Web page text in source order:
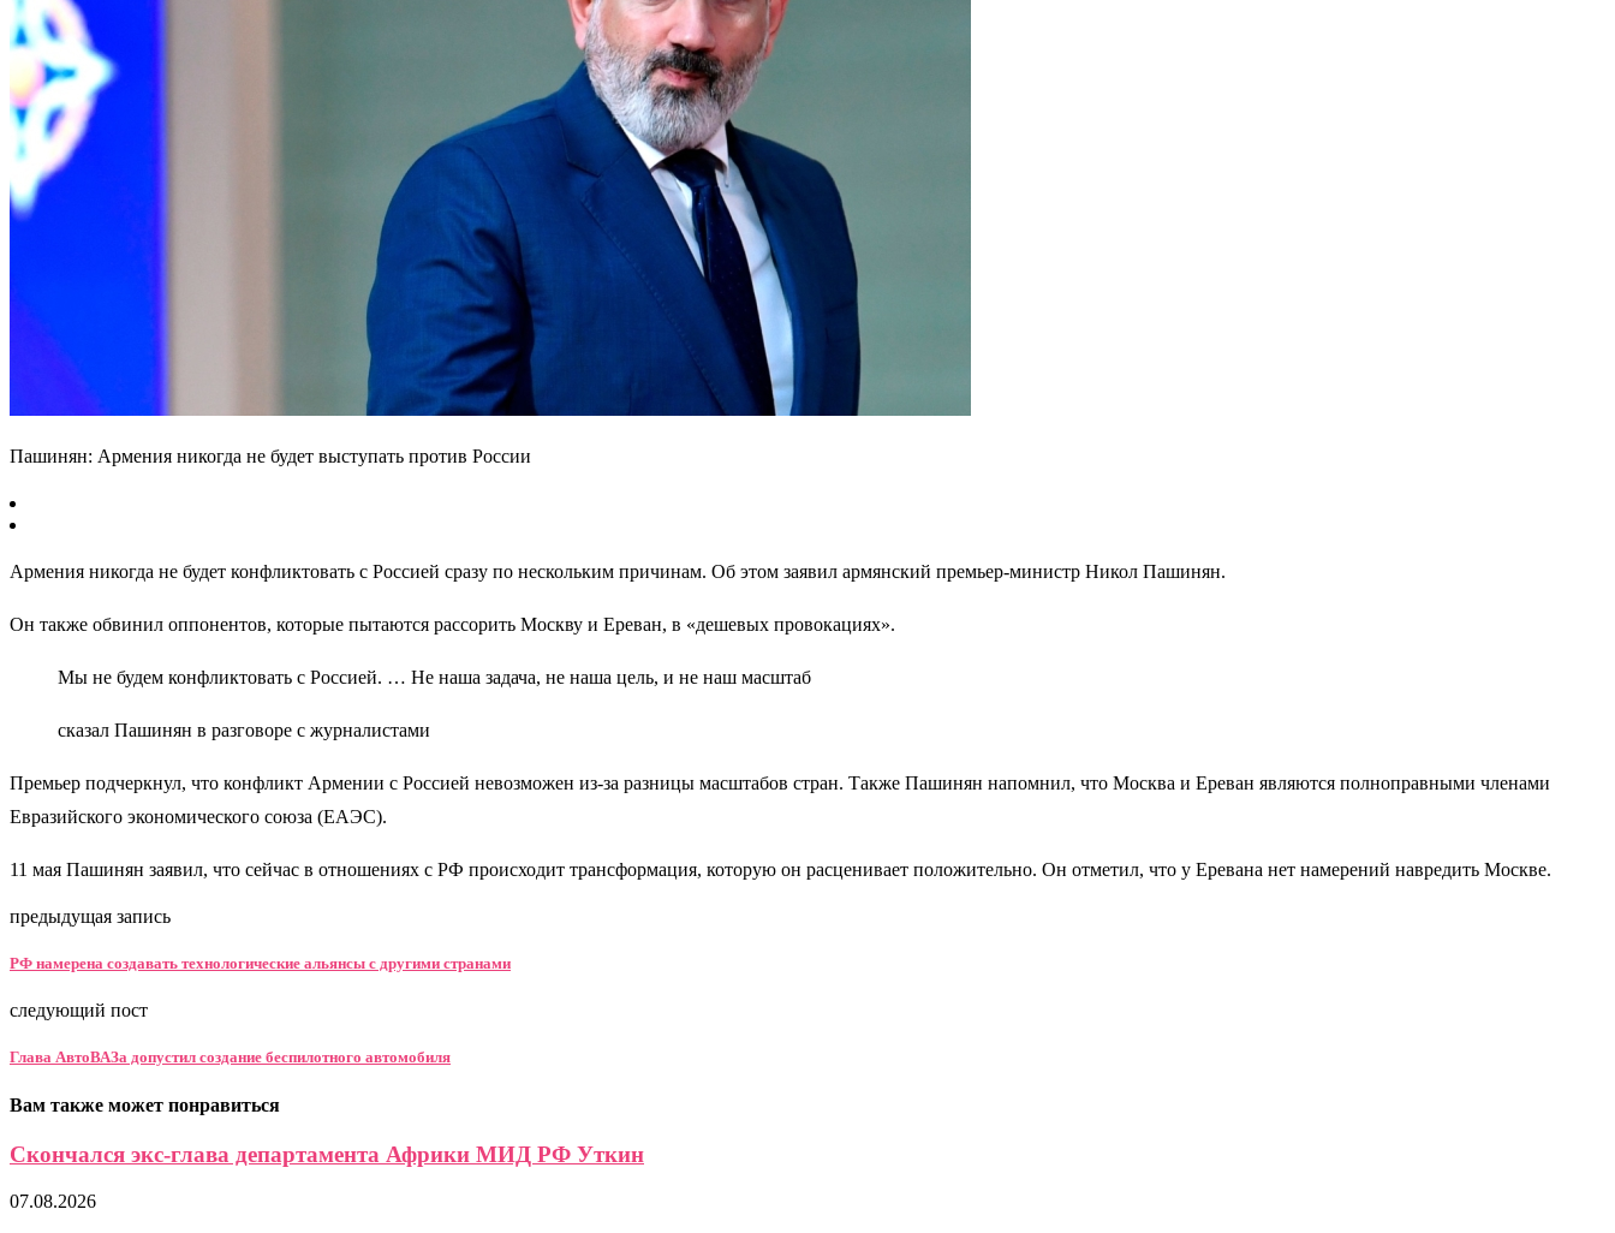
Пашинян: Армения никогда не будет выступать против России
Армения никогда не будет конфликтовать с Россией сразу по нескольким причинам. Об этом заявил армянский премьер-министр Никол Пашинян.
Он также обвинил оппонентов, которые пытаются рассорить Москву и Ереван, в «дешевых провокациях».
Мы не будем конфликтовать с Россией. … Не наша задача, не наша цель, и не наш масштаб
сказал Пашинян в разговоре с журналистами
Премьер подчеркнул, что конфликт Армении с Россией невозможен из-за разницы масштабов стран. Также Пашинян напомнил, что Москва и Ереван являются полноправными членами
Евразийского экономического союза (ЕАЭС).
11 мая Пашинян заявил, что сейчас в отношениях с РФ происходит трансформация, которую он расценивает положительно. Он отметил, что у Еревана нет намерений навредить Москве.
предыдущая запись
РФ намерена создавать технологические альянсы с другими странами
следующий пост
Глава АвтоВАЗа допустил создание беспилотного автомобиля
Вам также может понравиться
Скончался экс-глава департамента Африки МИД РФ Уткин
07.08.2026